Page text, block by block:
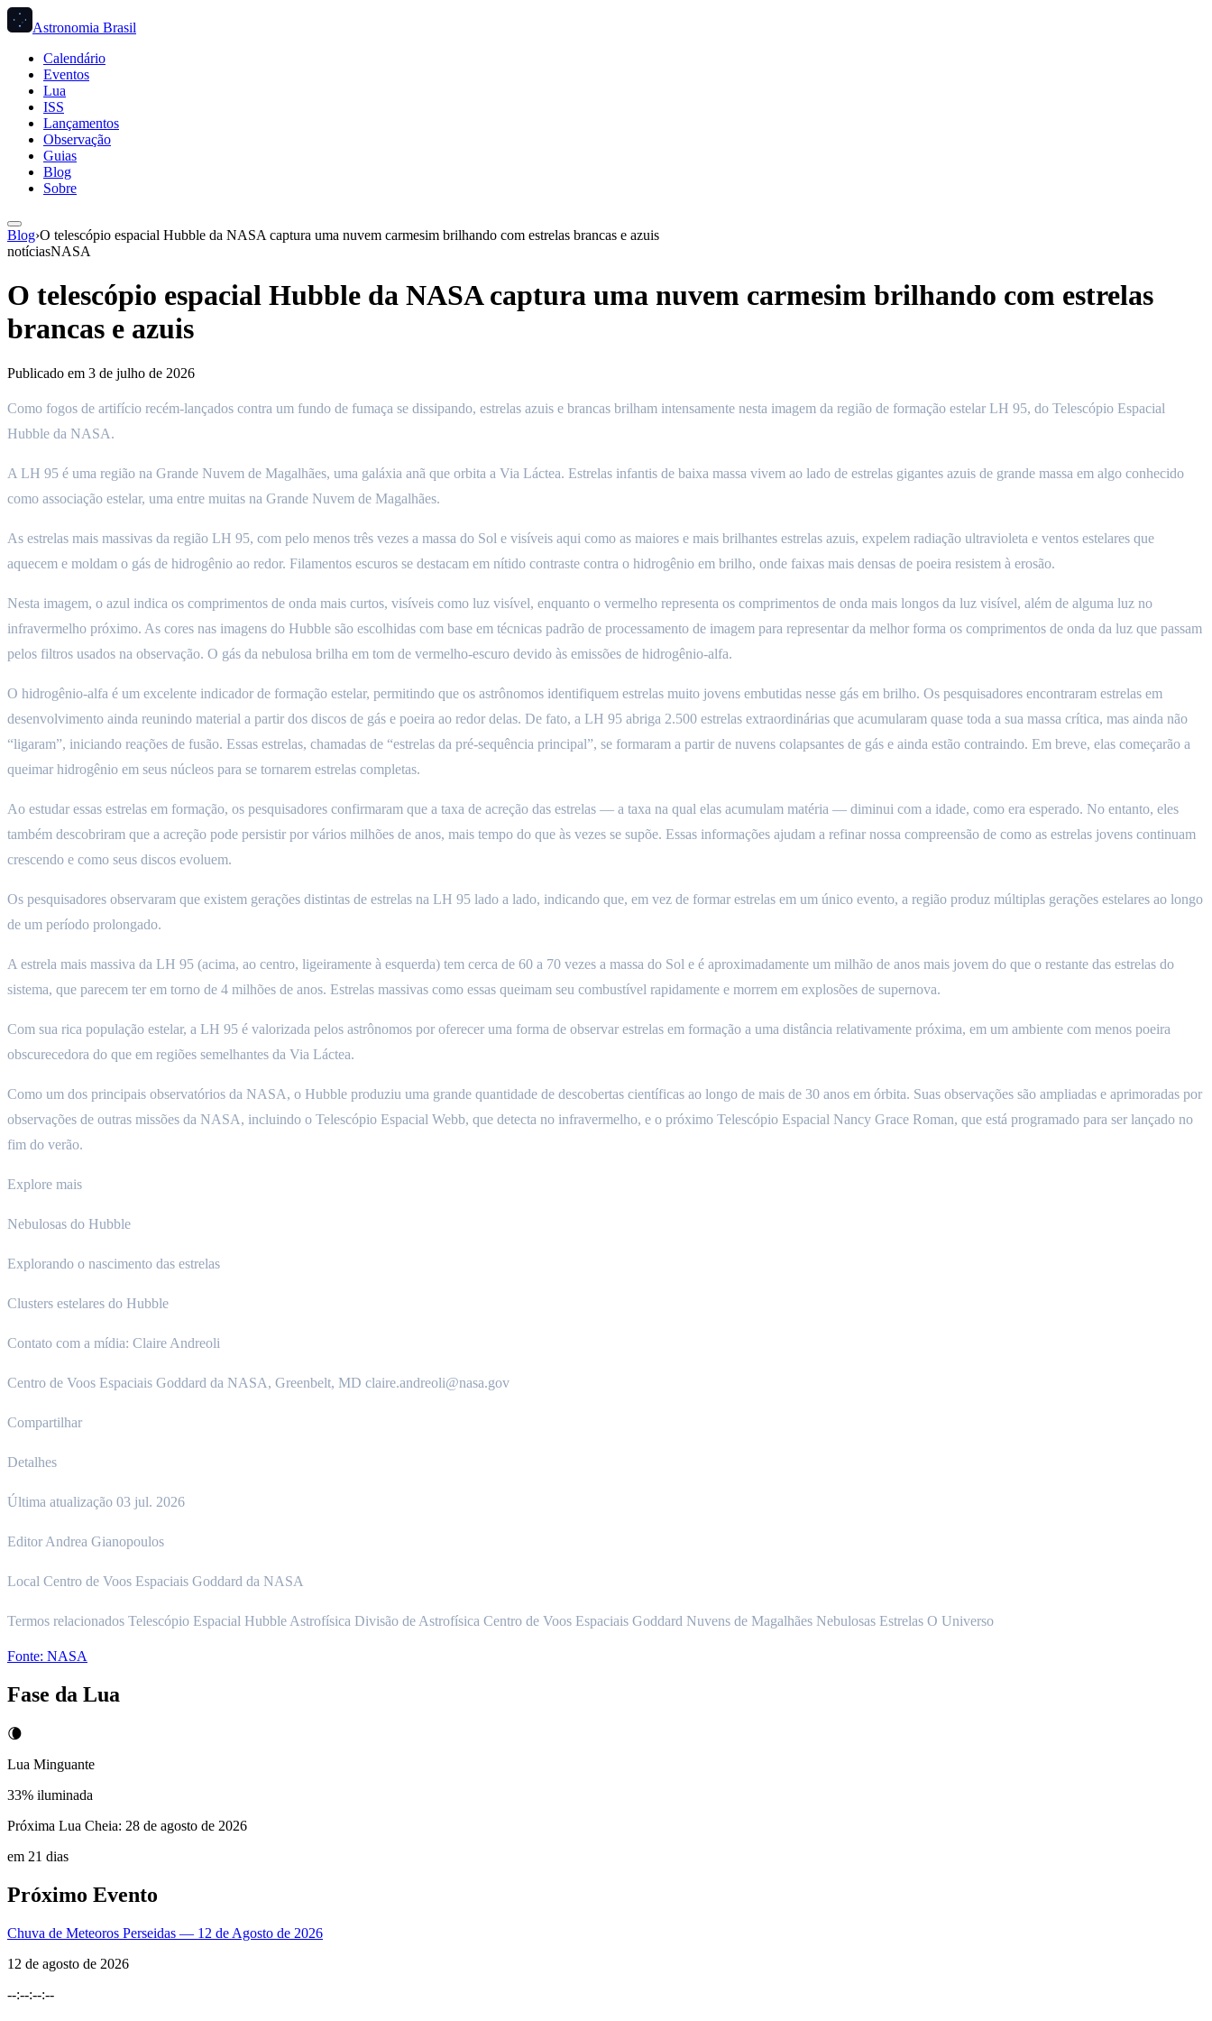
Astronomia Brasil
Calendário
Eventos
Lua
ISS
Lançamentos
Observação
Guias
Blog
Sobre
Blog›O telescópio espacial Hubble da NASA captura uma nuvem carmesim brilhando com estrelas brancas e azuis
notíciasNASA
O telescópio espacial Hubble da NASA captura uma nuvem carmesim brilhando com estrelas
brancas e azuis
Publicado em 3 de julho de 2026
Como fogos de artifício recém-lançados contra um fundo de fumaça se dissipando, estrelas azuis e brancas brilham intensamente nesta imagem da região de formação estelar LH 95, do Telescópio Espacial
Hubble da NASA.
A LH 95 é uma região na Grande Nuvem de Magalhães, uma galáxia anã que orbita a Via Láctea. Estrelas infantis de baixa massa vivem ao lado de estrelas gigantes azuis de grande massa em algo conhecido
como associação estelar, uma entre muitas na Grande Nuvem de Magalhães.
As estrelas mais massivas da região LH 95, com pelo menos três vezes a massa do Sol e visíveis aqui como as maiores e mais brilhantes estrelas azuis, expelem radiação ultravioleta e ventos estelares que
aquecem e moldam o gás de hidrogênio ao redor. Filamentos escuros se destacam em nítido contraste contra o hidrogênio em brilho, onde faixas mais densas de poeira resistem à erosão.
Nesta imagem, o azul indica os comprimentos de onda mais curtos, visíveis como luz visível, enquanto o vermelho representa os comprimentos de onda mais longos da luz visível, além de alguma luz no
infravermelho próximo. As cores nas imagens do Hubble são escolhidas com base em técnicas padrão de processamento de imagem para representar da melhor forma os comprimentos de onda da luz que passam
pelos filtros usados na observação. O gás da nebulosa brilha em tom de vermelho-escuro devido às emissões de hidrogênio-alfa.
O hidrogênio-alfa é um excelente indicador de formação estelar, permitindo que os astrônomos identifiquem estrelas muito jovens embutidas nesse gás em brilho. Os pesquisadores encontraram estrelas em
desenvolvimento ainda reunindo material a partir dos discos de gás e poeira ao redor delas. De fato, a LH 95 abriga 2.500 estrelas extraordinárias que acumularam quase toda a sua massa crítica, mas ainda não
“ligaram”, iniciando reações de fusão. Essas estrelas, chamadas de “estrelas da pré-sequência principal”, se formaram a partir de nuvens colapsantes de gás e ainda estão contraindo. Em breve, elas começarão a
queimar hidrogênio em seus núcleos para se tornarem estrelas completas.
Ao estudar essas estrelas em formação, os pesquisadores confirmaram que a taxa de acreção das estrelas — a taxa na qual elas acumulam matéria — diminui com a idade, como era esperado. No entanto, eles
também descobriram que a acreção pode persistir por vários milhões de anos, mais tempo do que às vezes se supõe. Essas informações ajudam a refinar nossa compreensão de como as estrelas jovens continuam
crescendo e como seus discos evoluem.
Os pesquisadores observaram que existem gerações distintas de estrelas na LH 95 lado a lado, indicando que, em vez de formar estrelas em um único evento, a região produz múltiplas gerações estelares ao longo
de um período prolongado.
A estrela mais massiva da LH 95 (acima, ao centro, ligeiramente à esquerda) tem cerca de 60 a 70 vezes a massa do Sol e é aproximadamente um milhão de anos mais jovem do que o restante das estrelas do
sistema, que parecem ter em torno de 4 milhões de anos. Estrelas massivas como essas queimam seu combustível rapidamente e morrem em explosões de supernova.
Com sua rica população estelar, a LH 95 é valorizada pelos astrônomos por oferecer uma forma de observar estrelas em formação a uma distância relativamente próxima, em um ambiente com menos poeira
obscurecedora do que em regiões semelhantes da Via Láctea.
Como um dos principais observatórios da NASA, o Hubble produziu uma grande quantidade de descobertas científicas ao longo de mais de 30 anos em órbita. Suas observações são ampliadas e aprimoradas por
observações de outras missões da NASA, incluindo o Telescópio Espacial Webb, que detecta no infravermelho, e o próximo Telescópio Espacial Nancy Grace Roman, que está programado para ser lançado no
fim do verão.
Explore mais
Nebulosas do Hubble
Explorando o nascimento das estrelas
Clusters estelares do Hubble
Contato com a mídia: Claire Andreoli
Centro de Voos Espaciais Goddard da NASA, Greenbelt, MD claire.andreoli@nasa.gov
Compartilhar
Detalhes
Última atualização 03 jul. 2026
Editor Andrea Gianopoulos
Local Centro de Voos Espaciais Goddard da NASA
Termos relacionados Telescópio Espacial Hubble Astrofísica Divisão de Astrofísica Centro de Voos Espaciais Goddard Nuvens de Magalhães Nebulosas Estrelas O Universo
Fonte: NASA
Fase da Lua
🌘
Lua Minguante
33% iluminada
Próxima Lua Cheia: 28 de agosto de 2026
em 21 dias
Próximo Evento
Chuva de Meteoros Perseidas — 12 de Agosto de 2026
12 de agosto de 2026
--:--:--:--